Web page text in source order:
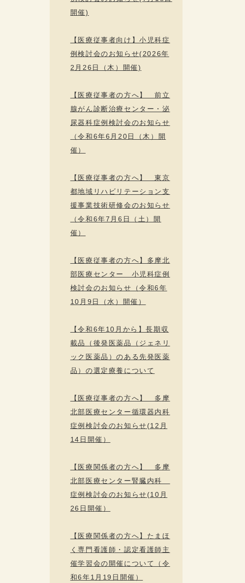
開催)
【医療従事者向け】小児科症
例検討会のお知らせ(2026年
2月26日（木）開催)
【医療従事者の方へ】 前立
腺がん診断治療センター・泌
尿器科症例検討会のお知らせ
（令和6年6月20日（木）開
催）
【医療従事者の方へ】 東京
都地域リハビリテーション支
援事業技術研修会のお知らせ
（令和6年7月6日（土）開
催）
【医療従事者の方へ】多摩北
部医療センター 小児科症例
検討会のお知らせ（令和6年
10月9日（水）開催）
【令和6年10月から】長期収
載品（後発医薬品（ジェネリ
ック医薬品）のある先発医薬
品）の選定療養について
【医療従事者の方へ】 多摩
北部医療センター循環器内科
症例検討会のお知らせ(12月
14日開催）
【医療関係者の方へ】 多摩
北部医療センター腎臓内科
症例検討会のお知らせ(10月
26日開催）
【医療関係者の方へ】たまほ
く専門看護師・認定看護師主
催学習会の開催について（令
和6年1月19日開催）